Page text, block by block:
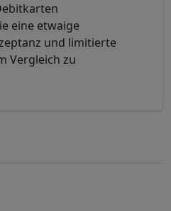
eine etwaige
und limitierte
Vergleich zu